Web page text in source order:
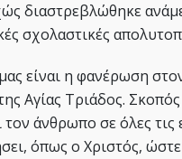
διαστρεβλώθηκε
σχολαστικές
είναι η φανέρωση
Αγίας Τριάδος. Σκοπός
τον άνθρωπο σε όλες
όπως ο Χριστός,